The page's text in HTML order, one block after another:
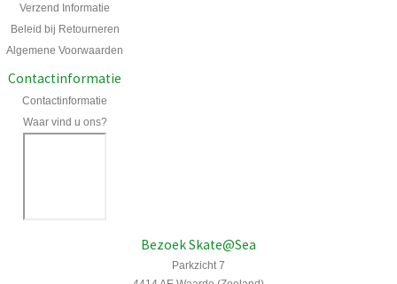
Verzend Informatie
Beleid bij Retourneren
Algemene Voorwaarden
Contactinformatie
Contactinformatie
Waar vind u ons?
Bezoek Skate@Sea
Parkzicht 7